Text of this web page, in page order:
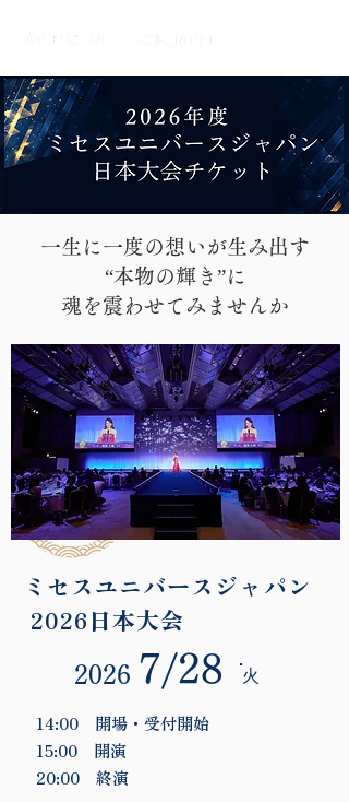
一生に一度の想いが生み出す
“本物の輝き”に
魂を震わせてみませんか
ミセスユニバースジャパン
2026日本大会
​2026 7/28 ​火
14:00 開場・受付開始
15:00 開演
20:00 終演